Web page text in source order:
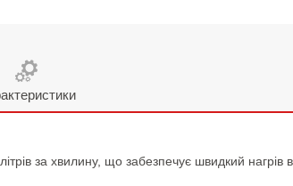
за хвилину, що забезпечує швидкий нагрів